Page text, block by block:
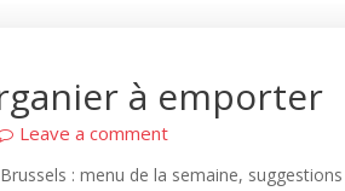
à emporter
Leave a comment
: menu de la semaine, suggestions